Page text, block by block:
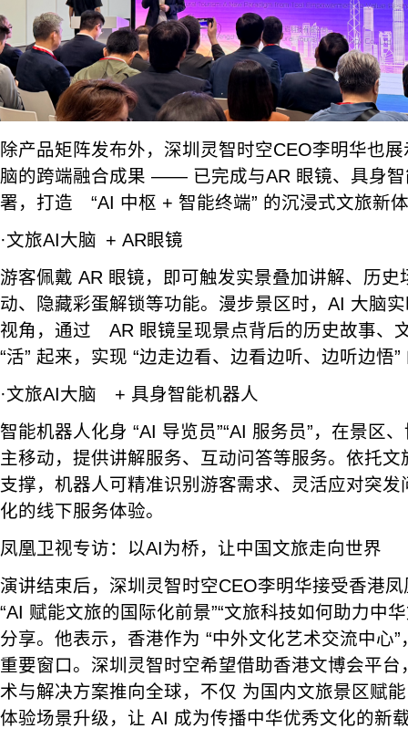
除产品矩阵发布外，深圳灵智时空CEO李明华也
脑的跨端融合成果 —— 已完成与AR 眼镜、具身
署，打造 “AI 中枢 + 智能终端” 的沉浸式文旅新
·文旅AI大脑 + AR眼镜
游客佩戴 AR 眼镜，即可触发实景叠加讲解、历史
动、隐藏彩蛋解锁等功能。漫步景区时，AI 大脑
视角，通过 AR 眼镜呈现景点背后的历史故事、
“活” 起来，实现 “边走边看、边看边听、边听边悟
·文旅AI大脑 + 具身智能机器人
智能机器人化身 “AI 导览员”“AI 服务员”，在景区
主移动，提供讲解服务、互动问答等服务。依托
支撑，机器人可精准识别游客需求、灵活应对突
化的线下服务体验。
凤凰卫视专访：以AI为桥，让中国文旅走向世界
演讲结束后，深圳灵智时空CEO李明华接受香港
“AI 赋能文旅的国际化前景”“文旅科技如何助力中
分享。他表示，香港作为 “中外文化艺术交流中心
重要窗口。深圳灵智时空希望借助香港文博会平
术与解决方案推向全球，不仅 为国内文旅景区赋
体验场景升级，让 AI 成为传播中华优秀文化的新